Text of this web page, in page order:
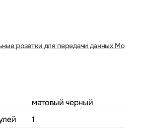
розетки для передачи данных Mo
матовый черный
1